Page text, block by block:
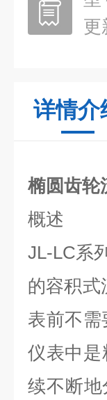
更
详情介
椭圆齿轮
概述
JL-LC系
的容积式
表前不需
仪表中是
续不断